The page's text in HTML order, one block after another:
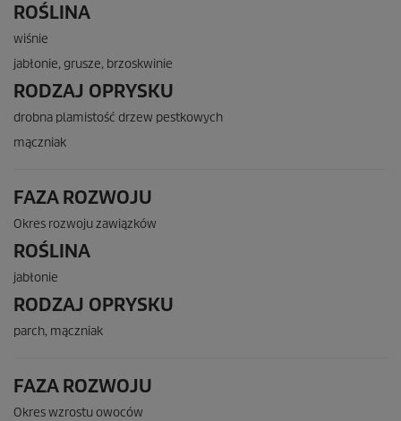
ROŚLINA
wiśnie
jabłonie, grusze, brzoskwinie
RODZAJ OPRYSKU
drobna plamistość drzew pestkowych
mączniak
FAZA ROZWOJU
Okres rozwoju zawiązków
ROŚLINA
jabłonie
RODZAJ OPRYSKU
parch, mączniak
FAZA ROZWOJU
Okres wzrostu owoców